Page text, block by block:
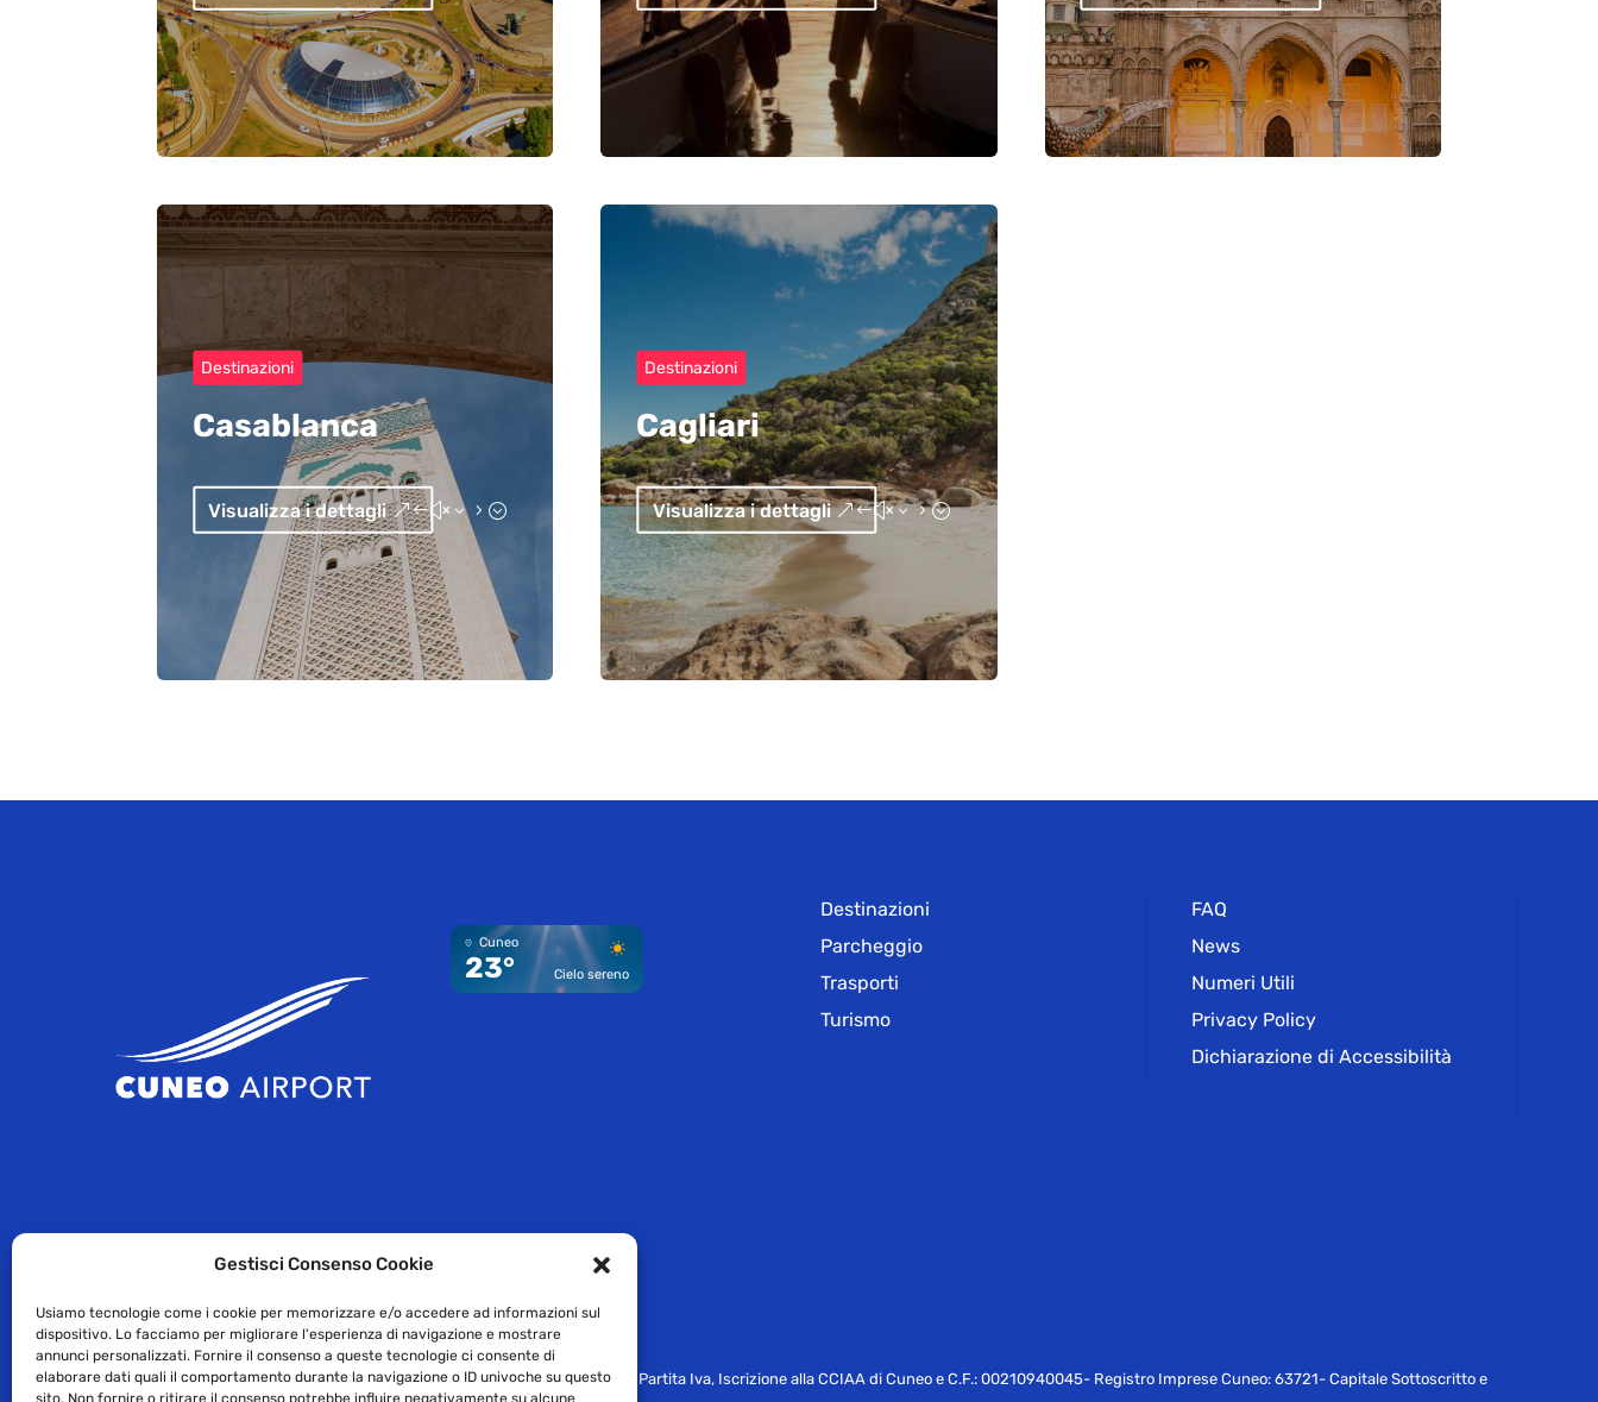
Gestisci Consenso Cookie
Usiamo tecnologie come i cookie per memorizzare e/o accedere ad informazioni sul
dispositivo. Lo facciamo per migliorare l'esperienza di navigazione e mostrare
annunci personalizzati. Fornire il consenso a queste tecnologie ci consente di
elaborare dati quali il comportamento durante la navigazione o ID univoche su questo
sito. Non fornire o ritirare il consenso potrebbe influire negativamente su alcune
Destinazioni
Casablanca
Visualizza i dettagli
Destinazioni
Cagliari
Visualizza i dettagli
Cuneo
23° Cielo sereno
Destinazioni
Parcheggio
Trasporti
Turismo
FAQ
News
Numeri Utili
Privacy Policy
Dichiarazione di Accessibilità
©2009-2021 GEAC SpA -Sede legale: Strada Statale 20 n.1 – 12038 Levaldigi – Partita Iva, Iscrizione alla CCIAA di Cuneo e C.F.: 00210940045- Registro Imprese Cuneo: 63721- Capitale Sottoscritto e